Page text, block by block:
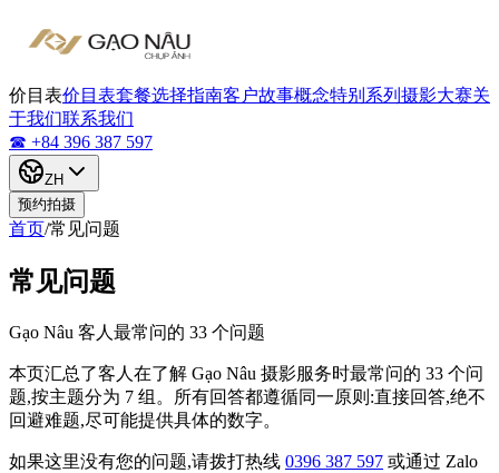
价目表价目表套餐选择指南客户故事概念特别系列 摄影大赛关
于我们联系我们
☎ +84 396 387 597
ZH
预约拍摄
首页/常见问题
常见问题
Gạo Nâu 客人最常问的 33 个问题
本页汇总了客人在了解 Gạo Nâu 摄影服务时最常问的 33 个问
题,按主题分为 7 组。所有回答都遵循同一原则:直接回答,绝不
回避难题,尽可能提供具体的数字。
如果这里没有您的问题,请拨打热线 0396 387 597 或通过 Zalo